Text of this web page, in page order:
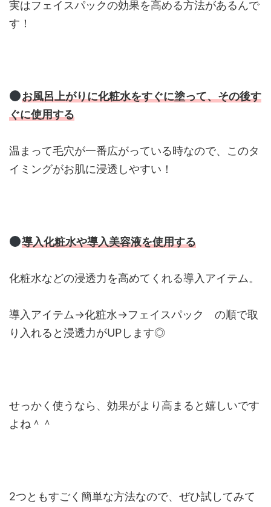
実はフェイスパックの効果を高める方法があるんで
す！
お風呂上がりに化粧水をすぐに塗って、その後す
ぐに使用する
温まって毛穴が一番広がっている時なので、このタ
イミングがお肌に浸透しやすい！
導入化粧水や導入美容液を使用する
化粧水などの浸透力を高めてくれる導入アイテム。
導入アイテム→化粧水→フェイスパック の順で取
り入れると浸透力がUPします◎
せっかく使うなら、効果がより高まると嬉しいです
よね＾＾
2つともすごく簡単な方法なので、ぜひ試してみて